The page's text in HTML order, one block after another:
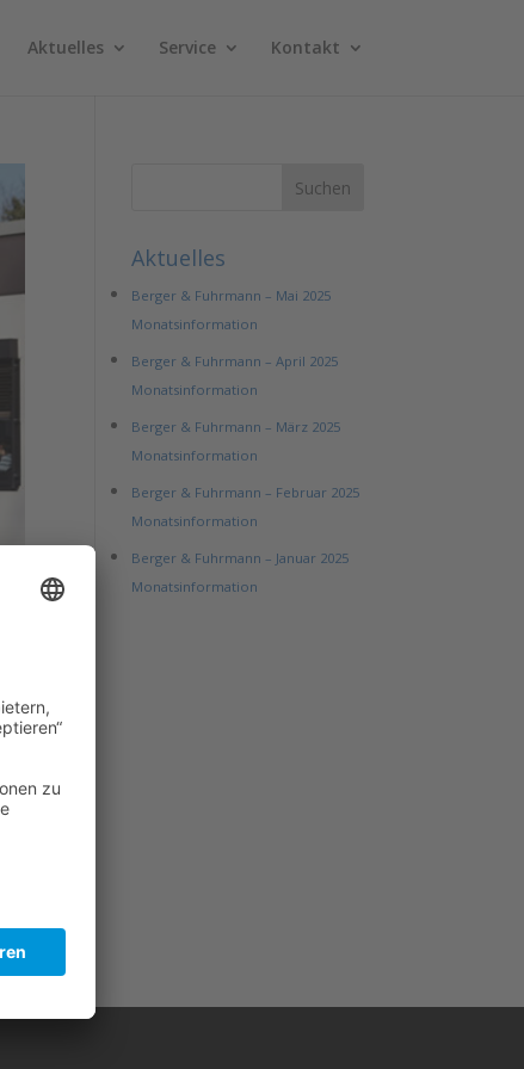
Aktuelles Service Kontakt
Aktuelles
Berger & Fuhrmann – Mai 2025
Monatsinformation
Berger & Fuhrmann – April 2025
Monatsinformation
Berger & Fuhrmann – März 2025
Monatsinformation
Berger & Fuhrmann – Februar 2025
Monatsinformation
Berger & Fuhrmann – Januar 2025
Monatsinformation